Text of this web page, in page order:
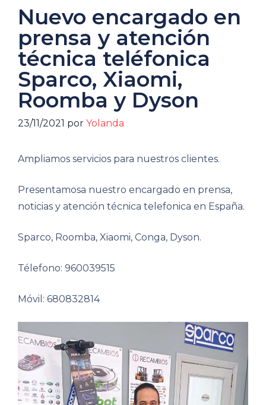
Nuevo encargado en
prensa y atención
técnica teléfonica
Sparco, Xiaomi,
Roomba y Dyson
23/11/2021 por Yolanda
Ampliamos servicios para nuestros clientes.
Presentamosa nuestro encargado en prensa,
noticias y atención técnica telefonica en España.
Sparco, Roomba, Xiaomi, Conga, Dyson.
Télefono: 960039515
Móvil: 680832814